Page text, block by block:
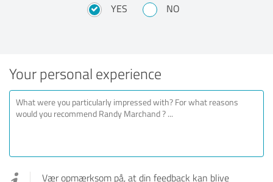
YES NO
Your personal experience
Vær opmærksom på, at din feedback kan blive